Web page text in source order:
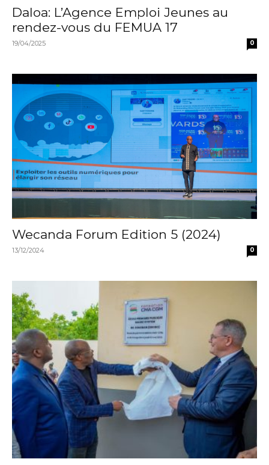
Daloa: L’Agence Emploi Jeunes au
rendez-vous du FEMUA 17
19/04/2025 0
Wecanda Forum Edition 5 (2024)
13/12/2024 0